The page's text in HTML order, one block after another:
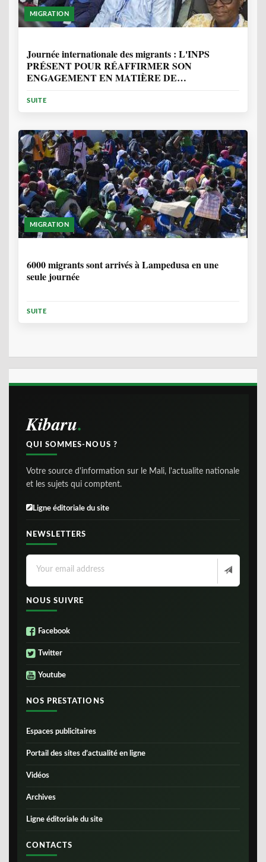
MIGRATION
Journée internationale des migrants : L'INPS
PRÉSENT POUR RÉAFFIRMER SON
ENGAGEMENT EN MATIÈRE DE
SUITE
MIGRATION
6000 migrants sont arrivés à Lampedusa en une
seule journée
SUITE
Kibaru
QUI SOMMES-NOUS ?
Votre source d'information sur le Mali, l'actualite nationale
et les sujets qui comptent.
Ligne éditoriale du site
NEWSLETTERS
NOUS SUIVRE
Facebook
Twitter
Youtube
NOS PRESTATIONS
Espaces publicitaires
Portail des sites d’actualité en ligne
Vidéos
Archives
Ligne éditoriale du site
CONTACTS